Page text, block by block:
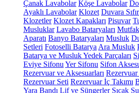
Çanak Lavabolar Köşe Lavabolar
Ayaklı Lavabolar Klozet Duvara
Klozetler Klozet Kapakları Pisuvar
Musluklar Lavabo Bataryaları
Aparatı Banyo Bataryaları Musluk
Setleri Fotoselli Batarya Ara Musluk
Batarya ve Musluk Yedek Parçaları
Eviye Sifonu Yer Sifonu Sifon
Rezervuar ve Aksesuarları
Rezervuar Seti Rezervuar İç Takımı
Yara Bandı Lif ve Süngerler Sıcak